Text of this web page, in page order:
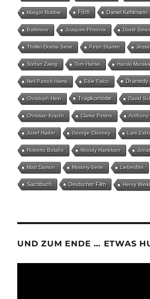
Margot Robbie Film Daniel Kehlmann
Baltimore Joaquim Phoenix David
Thriller-Drama Serie Peter Stamm
Stefan Zweig Tom Hanks Haruki
Neil Patrick Harris Edie Falco
Christoph Hein Tragikomödie David
Christian Kracht Clarke Peters Anthony
Josef Hader George Clooney Lars
Roberto Bolaño Woody Harrelson
Matt Damon Mystery-Serie Liebesfilm
Sachbuch Deutscher Film Henry
UND ZUM ENDE … ETWAS